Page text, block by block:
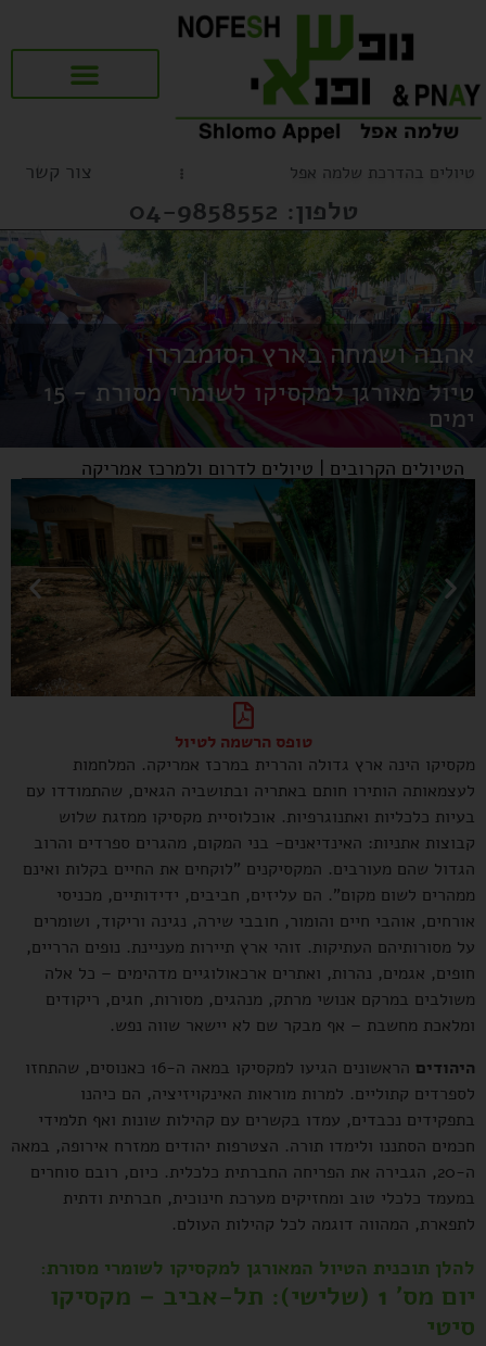
טיולים בהדרכת שלמה אפל צור קשר
טלפון: 04-9858552
אהבה ושמחה בארץ הסומבררו
טיול מאורגן למקסיקו לשומרי מסורת - 15
ימים
הטיולים הקרובים | טיולים לדרום ולמרכז אמריקה
טופס הרשמה לטיול
מקסיקו הינה ארץ גדולה והררית במרכז אמריקה. המלחמות
לעצמאותה הותירו חותם באתריה ובתושביה הגאים, שהתמודדו עם
בעיות כלכליות ואתנוגרפיות. אוכלוסיית מקסיקו ממזגת שלוש
קבוצות אתניות: האינדיאנים- בני המקום, מהגרים ספרדים והרוב
הגדול שהם מעורבים. המקסיקנים "לוקחים את החיים בקלות ואינם
ממהרים לשום מקום". הם עליזים, חביבים, ידידותיים, מכניסי
אורחים, אוהבי חיים והומור, חובבי שירה, נגינה וריקוד, ושומרים
על מסורותיהם העתיקות. זוהי ארץ תיירות מעניינת. נופים הרריים,
חופים, אגמים, נהרות, ואתרים ארכאולוגיים מדהימים – כל אלה
משולבים במרקם אנושי מרתק, מנהגים, מסורות, חגים, ריקודים
ומלאכת מחשבת – אף מבקר שם לא יישאר שווה נפש.
היהודים
הראשונים הגיעו למקסיקו במאה ה-16 כאנוסים, שהתחזו
לספרדים קתוליים. למרות מוראות האינקויזיציה, הם כיהנו
בתפקידים נכבדים, עמדו בקשרים עם קהילות שונות ואף תלמידי
חכמים הסתננו ולימדו תורה. הצטרפות יהודים ממזרח אירופה, במאה
ה-20, הגבירה את הפריחה החברתית כלכלית. כיום, רובם סוחרים
במעמד כלכלי טוב ומחזיקים מערכת חינוכית, חברתית ודתית
לתפארת, המהווה דוגמה לכל קהילות העולם.
להלן תוכנית הטיול המאורגן למקסיקו לשומרי מסורת:
יום מס' 1 (שלישי): תל-אביב – מקסיקו
סיטי